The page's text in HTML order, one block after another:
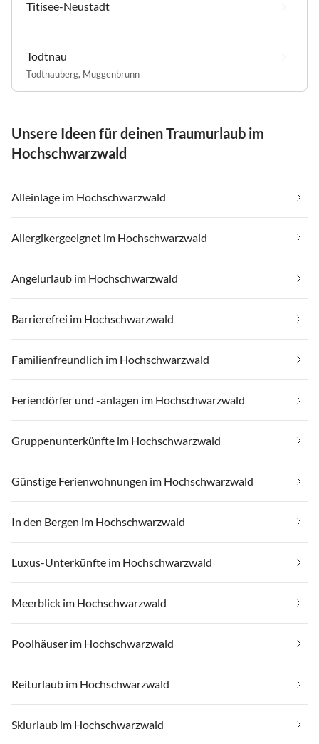
Titisee-Neustadt
Todtnau
Todtnauberg, Muggenbrunn
Unsere Ideen für deinen Traumurlaub im
Hochschwarzwald
Alleinlage im Hochschwarzwald
Allergikergeeignet im Hochschwarzwald
Angelurlaub im Hochschwarzwald
Barrierefrei im Hochschwarzwald
Familienfreundlich im Hochschwarzwald
Feriendörfer und -anlagen im Hochschwarzwald
Gruppenunterkünfte im Hochschwarzwald
Günstige Ferienwohnungen im Hochschwarzwald
In den Bergen im Hochschwarzwald
Luxus-Unterkünfte im Hochschwarzwald
Meerblick im Hochschwarzwald
Poolhäuser im Hochschwarzwald
Reiturlaub im Hochschwarzwald
Skiurlaub im Hochschwarzwald